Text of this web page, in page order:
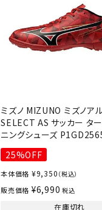
武道・格闘
柔道
ボクシング
ミズノ MIZUNO ミズノア
SELECT AS サッカー タ
ニングシューズ
25%OFF
本体価格 ¥9,350 （税込）
販売価格 ¥6,990 税込
在庫切れ